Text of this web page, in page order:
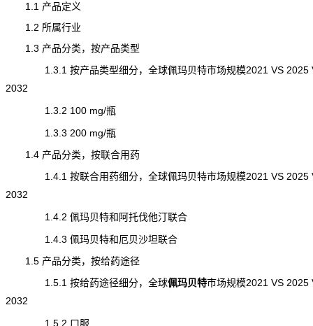
1.1 产品定义
1.2 所属行业
1.3 产品分类，按产品类型
1.3.1 按产品类型细分，全球佩玛贝特市场规模2021 VS 2025
2032
1.3.2 100 mg/瓶
1.3.3 200 mg/瓶
1.4 产品分类，按联合用药
1.4.1 按联合用药细分，全球佩玛贝特市场规模2021 VS 2025
2032
1.4.2 佩玛贝特和阿托伐他汀联合
1.4.3 佩玛贝特和厄贝沙坦联合
1.5 产品分类，按给药途径
1.5.1 按给药途径细分，全球佩玛贝特市场规模2021 VS 2025
2032
1.5.2 口服